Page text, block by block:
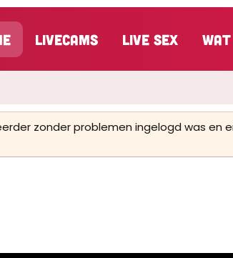
LiveCams Live Sex
zonder problemen ingelogd was en